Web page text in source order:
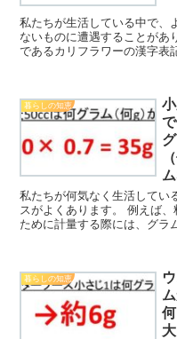
私たちが生活している中で、
ないものに遭遇することがあ
であるカリフラワーの漢字表
暮らしの知恵
私たちが何気なく生活してい
スがよくあります。 例えば
ために計量する際には、グラ
暮らしの知恵